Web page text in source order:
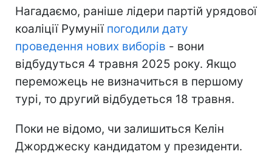
Нагадаємо, раніше лідери партій урядової
коаліції Румунії погодили дату
проведення нових виборів - вони
відбудуться 4 травня 2025 року. Якщо
переможець не визначиться в першому
турі, то другий відбудеться 18 травня.
Поки не відомо, чи залишиться Келін
Джорджеску кандидатом у президенти.